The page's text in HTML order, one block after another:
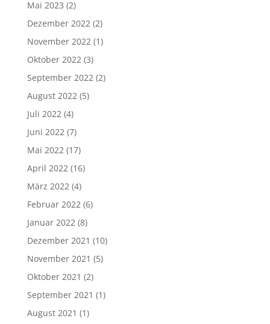
Mai 2023 (2)
Dezember 2022(2)
November 2022(1)
Oktober 2022(3)
September 2022(2)
August 2022(5)
Juli 2022(4)
Juni 2022(7)
Mai 2022(17)
April 2022(16)
März 2022(4)
Februar 2022(6)
Januar 2022(8)
Dezember 2021 (10)
November 2021 (5)
Oktober 2021 (2)
September 2021 (1)
August 2021 (1)